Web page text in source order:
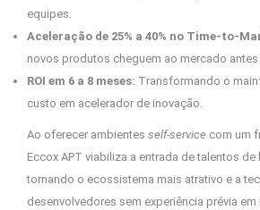
equipes.
Aceleração de 25% a 40% no Time-to-
novos produtos cheguem ao mercado
ROI em 6 a 8 meses: Transformando o
custo em acelerador de inovação.
Ao oferecer ambientes self-service com um
Eccox APT viabiliza a entrada de talentos
tornando o ecossistema mais atrativo e a
desenvolvedores sem experiência prévia em